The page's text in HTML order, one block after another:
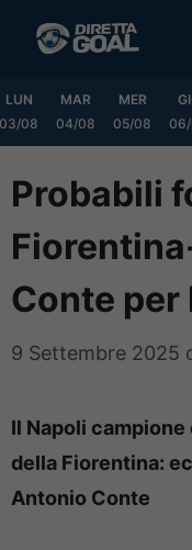
LUN
03/08
MAR
04/08
MER
05/08
Probabili
Conte per
9 Settembre 2025
Il Napoli campione
della Fiorentina:
Antonio Conte